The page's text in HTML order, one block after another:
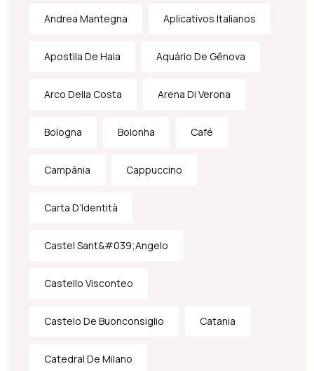
Andrea Mantegna Aplicativos Italianos
Apostila De Haia Aquário De Gênova
Arco Della Costa Arena Di Verona
Bologna Bolonha Café
Campânia Cappuccino
Carta D’Identità
Castel Sant&#039;Angelo
Castello Visconteo
Castelo De Buonconsiglio Catania
Catedral De Milano